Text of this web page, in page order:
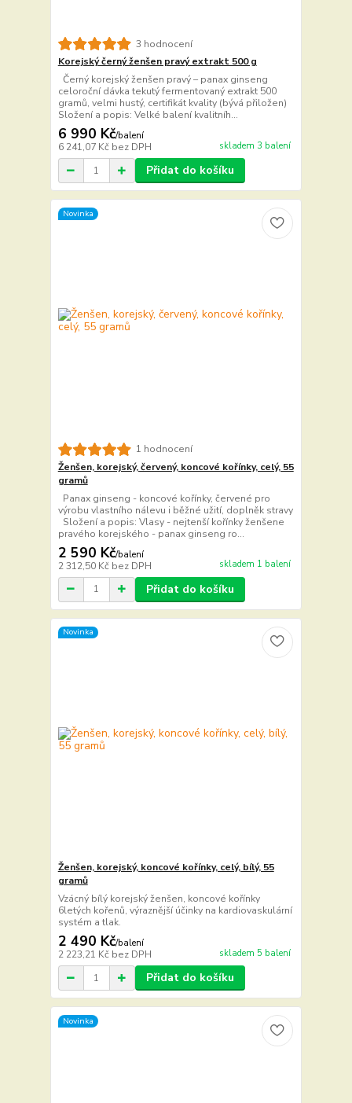
3 hodnocení
Korejský černý ženšen pravý extrakt 500 g
Černý korejský ženšen pravý – panax ginseng
celoroční dávka tekutý fermentovaný extrakt 500
gramů, velmi hustý, certifikát kvality (bývá přiložen)
Složení a popis: Velké balení kvalitníh...
6 990 Kč/balení
6 241,07 Kč bez DPH skladem 3 balení
Přidat do košíku
Novinka
1 hodnocení
Ženšen, korejský, červený, koncové kořínky, celý, 55
gramů
Panax ginseng - koncové kořínky, červené pro
výrobu vlastního nálevu i běžné užití, doplněk stravy
Složení a popis: Vlasy - nejtenší kořínky ženšene
pravého korejského - panax ginseng ro...
2 590 Kč/balení
2 312,50 Kč bez DPH skladem 1 balení
Přidat do košíku
Novinka
Ženšen, korejský, koncové kořínky, celý, bílý, 55
gramů
Vzácný bílý korejský ženšen, koncové kořínky
6letých kořenů, výraznější účinky na kardiovaskulární
systém a tlak.
2 490 Kč/balení
2 223,21 Kč bez DPH skladem 5 balení
Přidat do košíku
Novinka